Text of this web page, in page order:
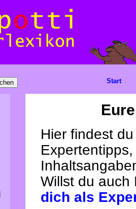
Hier findest
Willst du
dich als
Start